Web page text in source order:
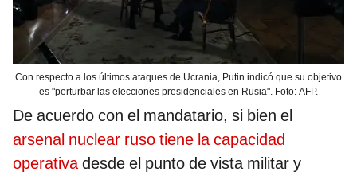
Con respecto a los últimos ataques de Ucrania, Putin indicó que su objetivo
es "perturbar las elecciones presidenciales en Rusia". Foto: AFP.
De acuerdo con el mandatario, si bien el
arsenal nuclear ruso tiene la capacidad
operativadesde el punto de vista militar y